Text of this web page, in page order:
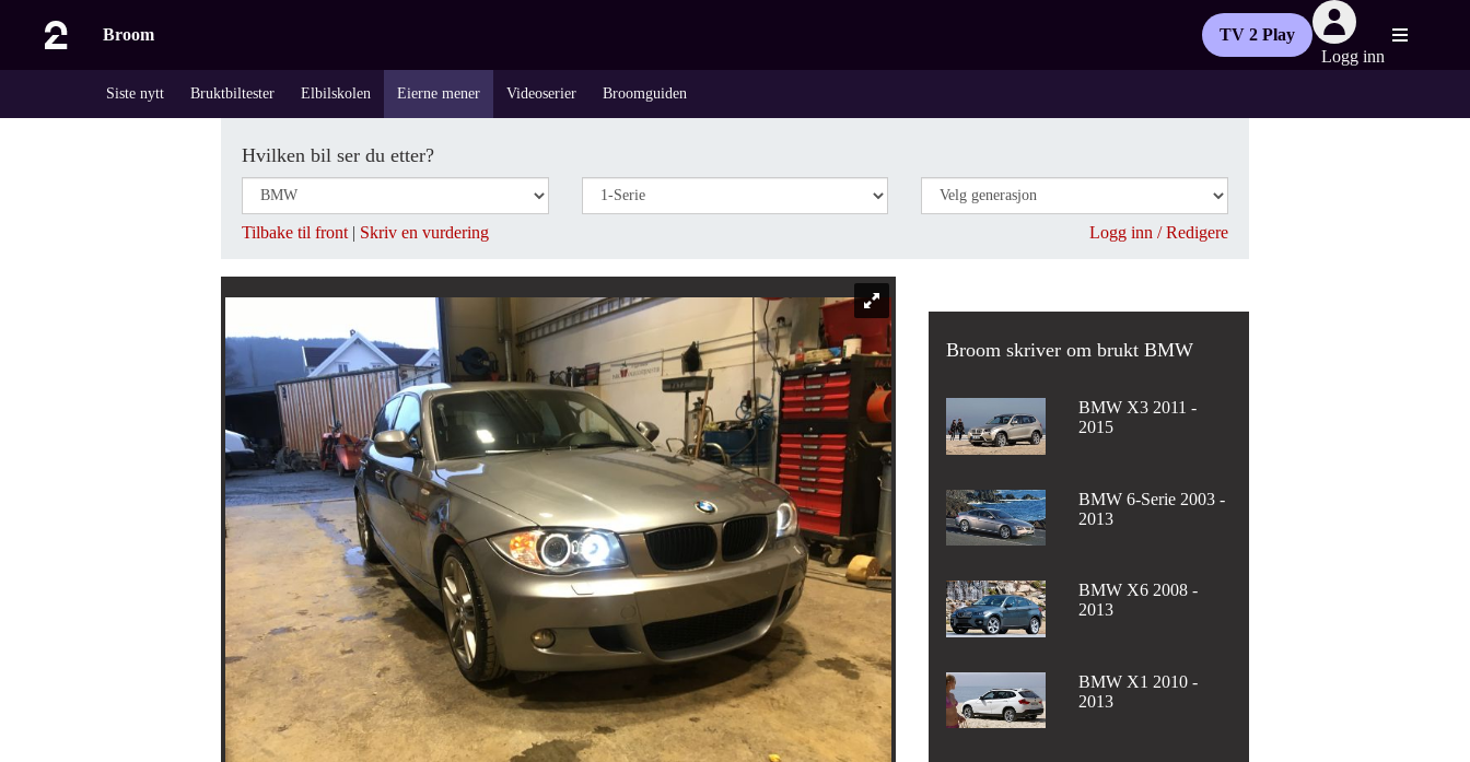
Broom
TV 2 Play
Logg inn
Siste nytt Bruktbiltester Elbilskolen Eierne mener Videoserier Broomguiden
Hvilken bil ser du etter?
Tilbake til front | Skriv en vurdering Logg inn / Redigere
Broom skriver om brukt BMW
BMW X3 2011 -
2015
BMW 6-Serie 2003 -
2013
BMW X6 2008 -
2013
BMW X1 2010 -
2013